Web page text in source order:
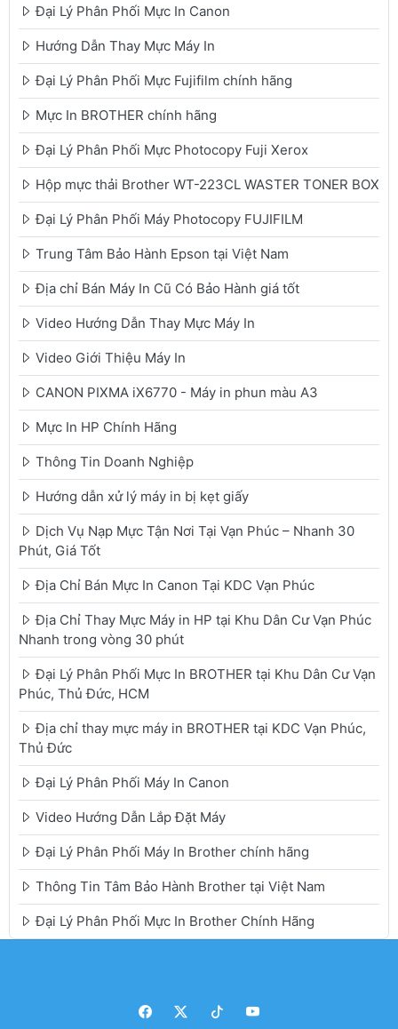
Đại Lý Phân Phối Mực In Canon
Hướng Dẫn Thay Mực Máy In
Đại Lý Phân Phối Mực Fujifilm chính hãng
Mực In BROTHER chính hãng
Đại Lý Phân Phối Mực Photocopy Fuji Xerox
Hộp mực thải Brother WT-223CL WASTER TONER BOX
Đại Lý Phân Phối Máy Photocopy FUJIFILM
Trung Tâm Bảo Hành Epson tại Việt Nam
Địa chỉ Bán Máy In Cũ Có Bảo Hành giá tốt
Video Hướng Dẫn Thay Mực Máy In
Video Giới Thiệu Máy In
CANON PIXMA iX6770 - Máy in phun màu A3
Mực In HP Chính Hãng
Thông Tin Doanh Nghiệp
Hướng dẫn xử lý máy in bị kẹt giấy
Dịch Vụ Nạp Mực Tận Nơi Tại Vạn Phúc – Nhanh 30
Phút, Giá Tốt
Địa Chỉ Bán Mực In Canon Tại KDC Vạn Phúc
Địa Chỉ Thay Mực Máy in HP tại Khu Dân Cư Vạn Phúc
Nhanh trong vòng 30 phút
Đại Lý Phân Phối Mực In BROTHER tại Khu Dân Cư Vạn
Phúc, Thủ Đức, HCM
Địa chỉ thay mực máy in BROTHER tại KDC Vạn Phúc,
Thủ Đức
Đại Lý Phân Phối Máy In Canon
Video Hướng Dẫn Lắp Đặt Máy
Đại Lý Phân Phối Máy In Brother chính hãng
Thông Tin Tâm Bảo Hành Brother tại Việt Nam
Đại Lý Phân Phối Mực In Brother Chính Hãng